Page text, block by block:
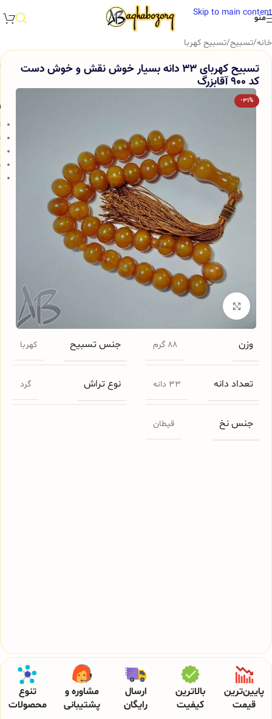
Skip to main content
منو
خانه/تسبیح/تسبیح کهربا
تسبیح کهربای 33 دانه بسیار خوش نقش و خوش دست
کد 900 آقابزرگ
-31%
برای بزرگنمایی کلیک کنید
وزن 88 گرم جنس تسبیح کهربا
تعداد دانه 33 دانه نوع تراش گرد
جنس نخ قیطان
پایین‌ترین
قیمت
بالاترین
کیفیت
ارسال
رایگان
مشاوره و
پشتیبانی
تنوع
محصولات